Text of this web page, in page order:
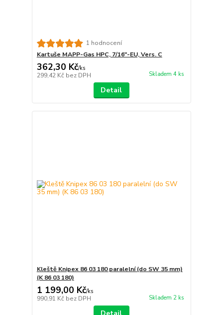
1 hodnocení
Kartuše MAPP-Gas HPC, 7/16"-EU, Vers. C
362,30 Kč/ks
299,42 Kč bez DPH Skladem 4 ks
Detail
Kleště Knipex 86 03 180 paralelní (do SW 35 mm)
(K 86 03 180)
1 199,00 Kč/ks
990,91 Kč bez DPH Skladem 2 ks